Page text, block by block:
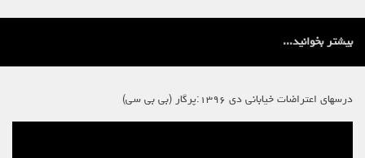
بیشتر بخوانید...
درسهای اعتراضات خیابانی دی ۱۳۹۶:پرگار (بی بی سی)